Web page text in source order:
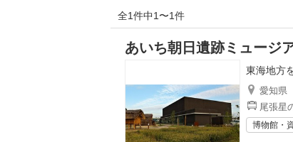
全1件中1〜1件
あいち朝日遺跡ミュージ
東海地方
愛知県
尾張星
博物館・